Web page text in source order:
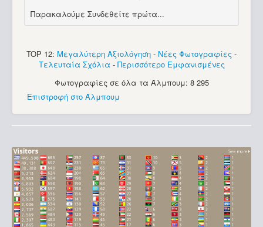
Παρακαλούμε Συνδεθείτε πρώτα...
TOP 12: Μεγαλύτερη Αξιολόγηση - Νέες Φωτογραφίες -
Τελευταία Σχόλια - Περισσότερο Εμφανισμένες
Φωτογραφίες σε όλα τα Άλμπουμ: 8 295
Επιστροφή στο Άλμπουμ